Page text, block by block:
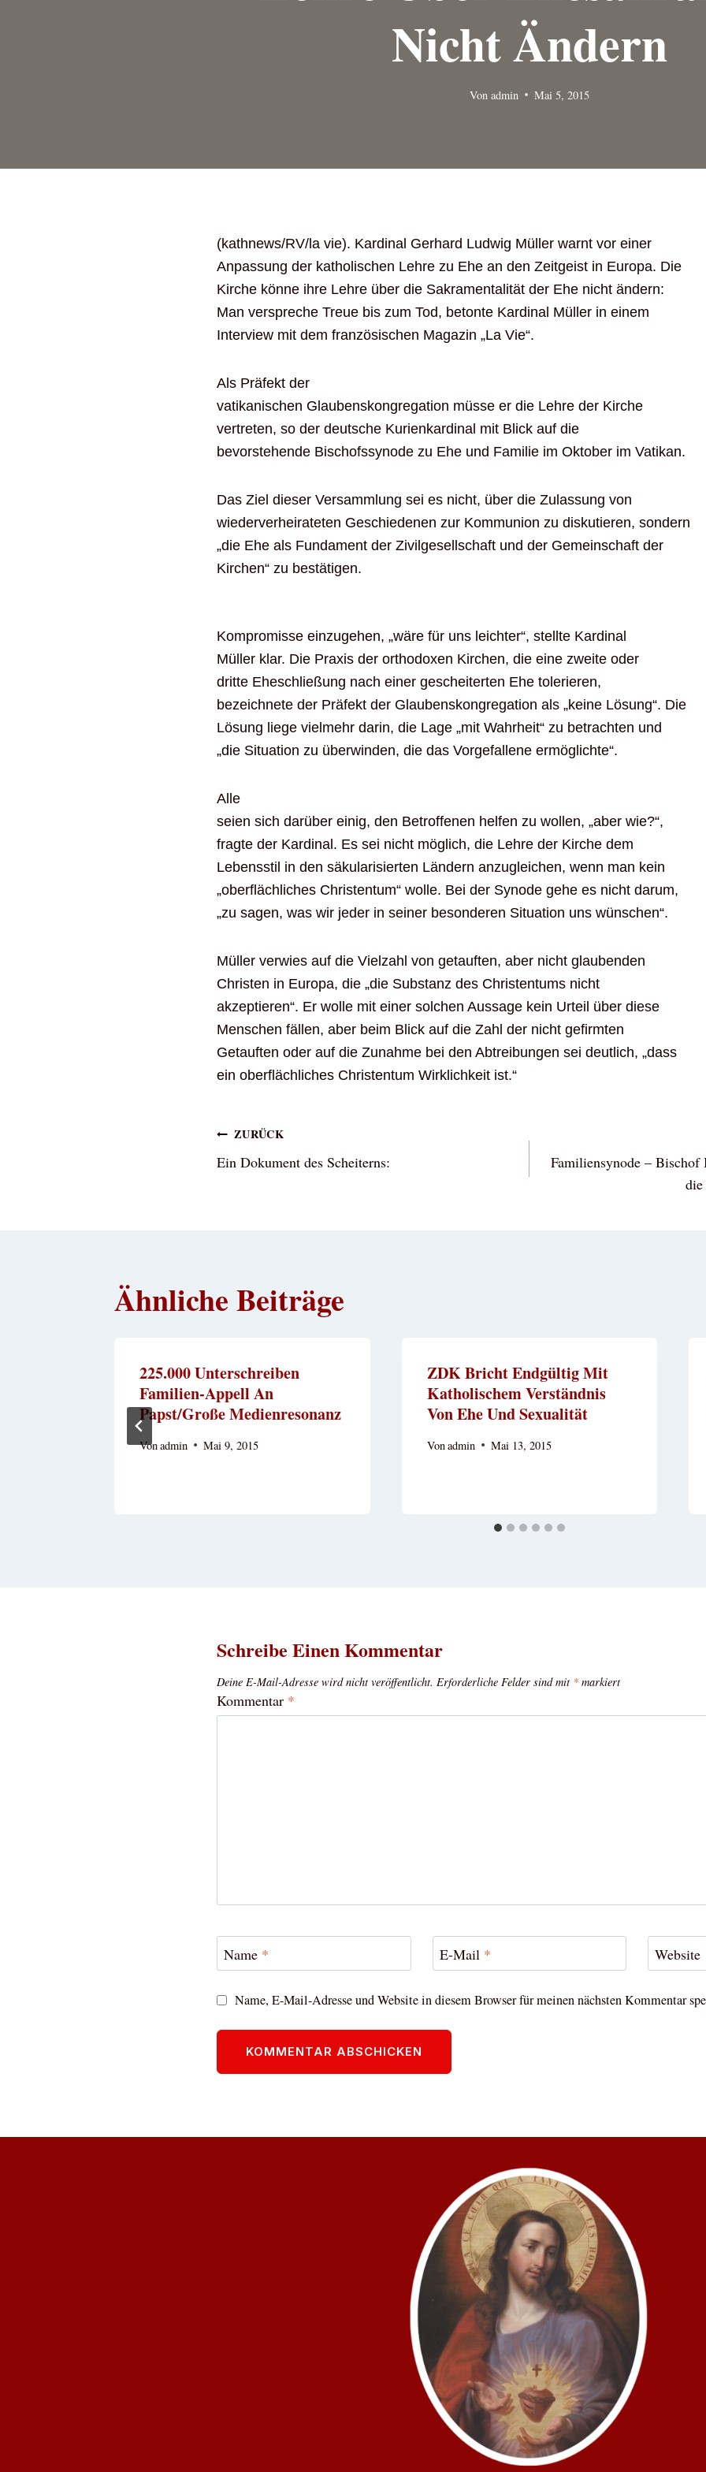
Nicht Ändern
Von admin Mai 5, 2015
(kathnews/RV/la vie). Kardinal Gerhard Ludwig Müller warnt vor einer
Anpassung der katholischen Lehre zu Ehe an den Zeitgeist in Europa. Die
Kirche könne ihre Lehre über die Sakramentalität der Ehe nicht ändern:
Man verspreche Treue bis zum Tod, betonte Kardinal Müller in einem
Interview mit dem französischen Magazin „La Vie“.
Als Präfekt der
vatikanischen Glaubenskongregation müsse er die Lehre der Kirche
vertreten, so der deutsche Kurienkardinal mit Blick auf die
bevorstehende Bischofssynode zu Ehe und Familie im Oktober im Vatikan.
Das Ziel dieser Versammlung sei es nicht, über die Zulassung von
wiederverheirateten Geschiedenen zur Kommunion zu diskutieren, sondern
„die Ehe als Fundament der Zivilgesellschaft und der Gemeinschaft der
Kirchen“ zu bestätigen.
Kompromisse einzugehen, „wäre für uns leichter“, stellte Kardinal
Müller klar. Die Praxis der orthodoxen Kirchen, die eine zweite oder
dritte Eheschließung nach einer gescheiterten Ehe tolerieren,
bezeichnete der Präfekt der Glaubenskongregation als „keine Lösung“. Die
Lösung liege vielmehr darin, die Lage „mit Wahrheit“ zu betrachten und
„die Situation zu überwinden, die das Vorgefallene ermöglichte“.
Alle
seien sich darüber einig, den Betroffenen helfen zu wollen, „aber wie?“,
fragte der Kardinal. Es sei nicht möglich, die Lehre der Kirche dem
Lebensstil in den säkularisierten Ländern anzugleichen, wenn man kein
„oberflächliches Christentum“ wolle. Bei der Synode gehe es nicht darum,
„zu sagen, was wir jeder in seiner besonderen Situation uns wünschen“.
Müller verwies auf die Vielzahl von getauften, aber nicht glaubenden
Christen in Europa, die „die Substanz des Christentums nicht
akzeptieren“. Er wolle mit einer solchen Aussage kein Urteil über diese
Menschen fällen, aber beim Blick auf die Zahl der nicht gefirmten
Getauften oder auf die Zunahme bei den Abtreibungen sei deutlich, „dass
ein oberflächliches Christentum Wirklichkeit ist.“
Beitragsnavigation
ZURÜCK
Ein Dokument des Scheiterns:
Familiensynode – Bischof
Ähnliche Beiträge
225.000 Unterschreiben
Familien-Appell An
Papst/Große Medienresonanz
Vonadmin Mai 9, 2015
ZDK Bricht Endgültig Mit
Katholischem Verständnis
Von Ehe Und Sexualität
Vonadmin Mai 13, 2015
Schreibe Einen Kommentar
Deine E-Mail-Adresse wird nicht veröffentlicht. Erforderliche Felder sind mit * markiert
Kommentar *
Name * E-Mail * Website
Name, E-Mail-Adresse und Website in diesem Browser für meinen nächsten Kommentar